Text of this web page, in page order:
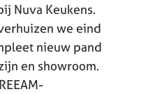
Nuva Keukens.
we eind
nieuw pand
en showroom.